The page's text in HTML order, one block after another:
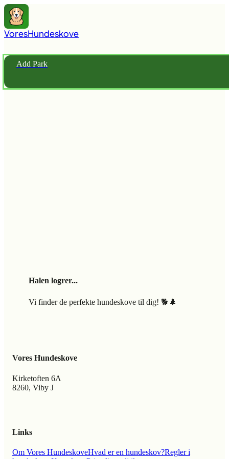
VoresHundeskove
Add Park
Halen logrer...
Vi finder de perfekte hundeskove til dig! 🐕🌲
Vores Hundeskove
Kirketoften 6A
8260, Viby J
Links
Om Vores HundeskoveHvad er en hundeskov?Regler i